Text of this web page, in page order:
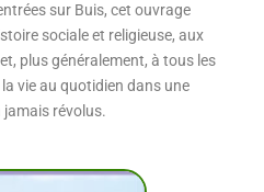
sur Buis, cet ouvrage
sociale et religieuse, aux
plus généralement, à tous les
vie au quotidien dans une
jamais révolus.